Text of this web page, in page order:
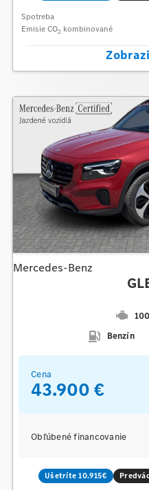
Spotreba
Emisie CO2 kombinované
Mercedes-Benz
Benzín
Cena
43.900 €
Obľúbené financovanie
Ušetríte 10.915€